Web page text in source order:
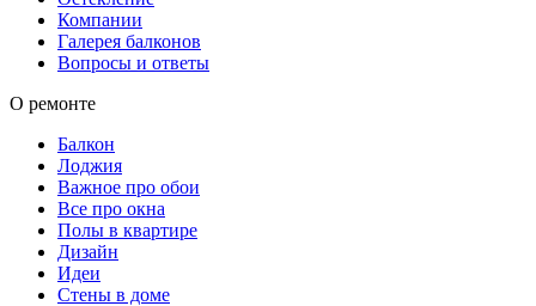
Компании
Галерея балконов
Вопросы и ответы
О ремонте
Балкон
Лоджия
Важное про обои
Все про окна
Полы в квартире
Дизайн
Идеи
Стены в доме